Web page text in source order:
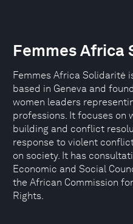
Femmes Africa
Femmes Africa Solidarité
based in Geneva and
women leaders
professions. It focuses on
building and conflict
response to violent
on society. It has
Economic and Social
the African Commission
Rights.